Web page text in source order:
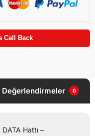
Call Back
Değerlendirmeler 0
Hattı –